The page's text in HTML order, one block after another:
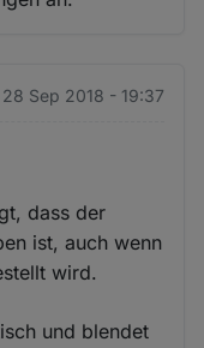
28 Sep 2018 - 19:37
dass der
ist, auch wenn
wird.
und blendet